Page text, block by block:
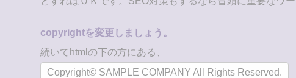
copyrightを変更しましょう。
続いてhtmlの下の方にある、
Copyright© SAMPLE COMPANY All Rights Reserved.